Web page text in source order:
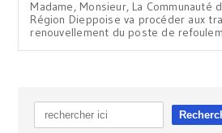
Madame, Monsieur, La Communauté
Région Dieppoise va procéder aux
renouvellement du poste de